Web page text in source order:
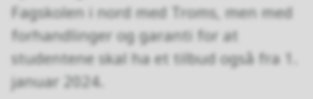
Fagskolen i nord med Troms, men med
forhandlinger og garanti for at
studentene skal ha et tilbud også fra 1.
januar 2024.